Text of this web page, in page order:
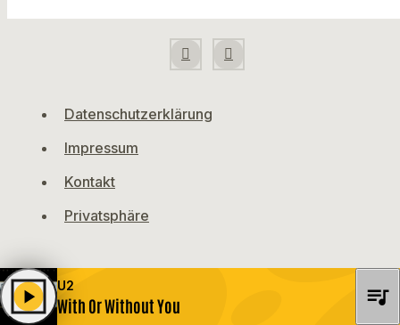
Datenschutzerklärung
Impressum
Kontakt
Privatsphäre
U2
With Or Without You
play_arrow queue_music